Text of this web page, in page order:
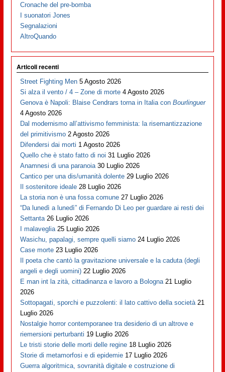
Cronache del pre-bomba
I suonatori Jones
Segnalazioni
AltroQuando
Articoli recenti
Street Fighting Men 5 Agosto 2026
Si alza il vento / 4 – Zone di morte 4 Agosto 2026
Genova è Napoli: Blaise Cendrars torna in Italia conBourlinguer
4 Agosto 2026
Dal modernismo all’attivismo femminista: la risemantizzazione
del primitivismo 2 Agosto 2026
Difendersi dai morti 1 Agosto 2026
Quello che è stato fatto di noi 31 Luglio 2026
Anamnesi di una paranoia 30 Luglio 2026
Cantico per una dis/umanità dolente 29 Luglio 2026
Il sostenitore ideale 28 Luglio 2026
La storia non è una fossa comune 27 Luglio 2026
“Da lunedì a lunedì” di Fernando Di Leo per guardare ai resti dei
Settanta 26 Luglio 2026
I malaveglia 25 Luglio 2026
Wasichu, papalagi, sempre quelli siamo 24 Luglio 2026
Case morte 23 Luglio 2026
Il poeta che cantò la gravitazione universale e la caduta (degli
angeli e degli uomini) 22 Luglio 2026
E man int la zità, cittadinanza e lavoro a Bologna 21 Luglio
2026
Sottopagati, sporchi e puzzolenti: il lato cattivo della società 21
Luglio 2026
Nostalgie horror contemporanee tra desiderio di un altrove e
riemersioni perturbanti 19 Luglio 2026
Le tristi storie delle morti delle regine 18 Luglio 2026
Storie di metamorfosi e di epidemie 17 Luglio 2026
Guerra algoritmica, sovranità digitale e costruzione di